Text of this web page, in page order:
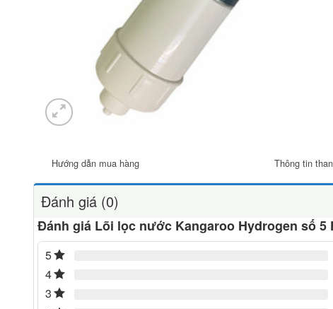
Hướng dẫn mua hàng Thông tin
Đánh giá (0)
Đánh giá Lõi lọc nước Kangaroo Hydrogen số 5
5
4
3